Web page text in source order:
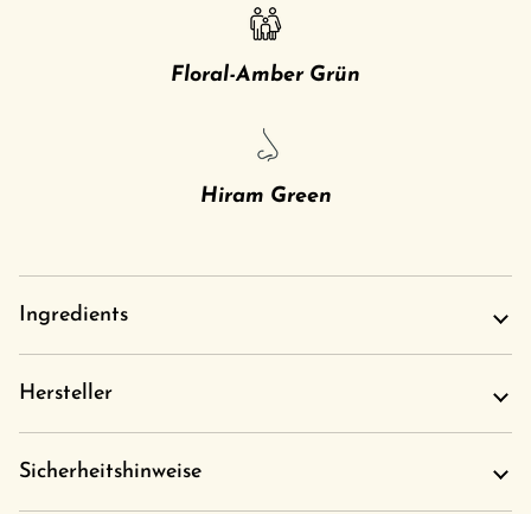
Floral-Amber Grün
Hiram Green
Ingredients
Hersteller
Sicherheitshinweise